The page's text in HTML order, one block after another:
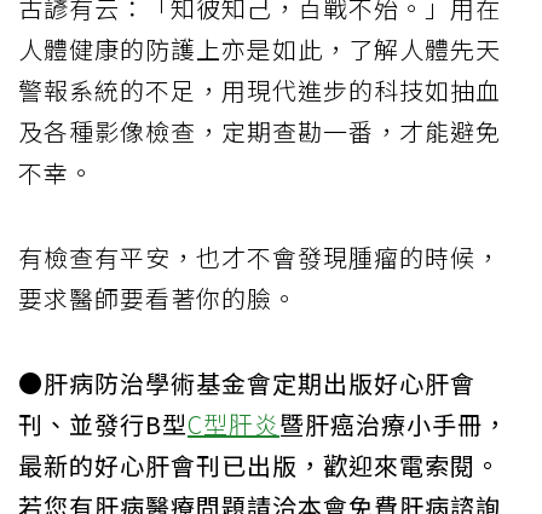
古諺有云：「知彼知己，百戰不殆。」用在
人體健康的防護上亦是如此，了解人體先天
警報系統的不足，用現代進步的科技如抽血
及各種影像檢查，定期查勘一番，才能避免
不幸。
有檢查有平安，也才不會發現腫瘤的時候，
要求醫師要看著你的臉。
●肝病防治學術基金會定期出版好心肝會
刊、並發行B型C型肝炎暨肝癌治療小手冊，
最新的好心肝會刊已出版，歡迎來電索閱。
若您有肝病醫療問題請洽本會免費肝病諮詢